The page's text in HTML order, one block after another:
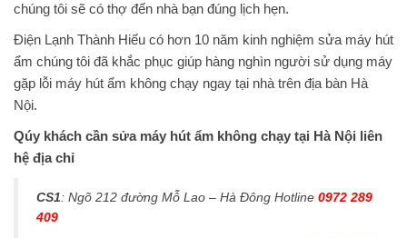
chúng tôi sẽ có thợ đến nhà bạn đúng lịch hẹn.
Điện Lạnh Thành Hiếu có hơn 10 năm kinh nghiệm sửa máy hút
ẩm chúng tôi đã khắc phục giúp hàng nghìn người sử dụng máy
gặp lỗi máy hút ẩm không chạy ngay tại nhà trên địa bàn Hà
Nội.
Qúy khách cần sửa máy hút ẩm không chạy tại Hà Nội liên
hệ địa chỉ
CS1: Ngõ 212 đường Mỗ Lao – Hà Đông Hotline 0972 289
409